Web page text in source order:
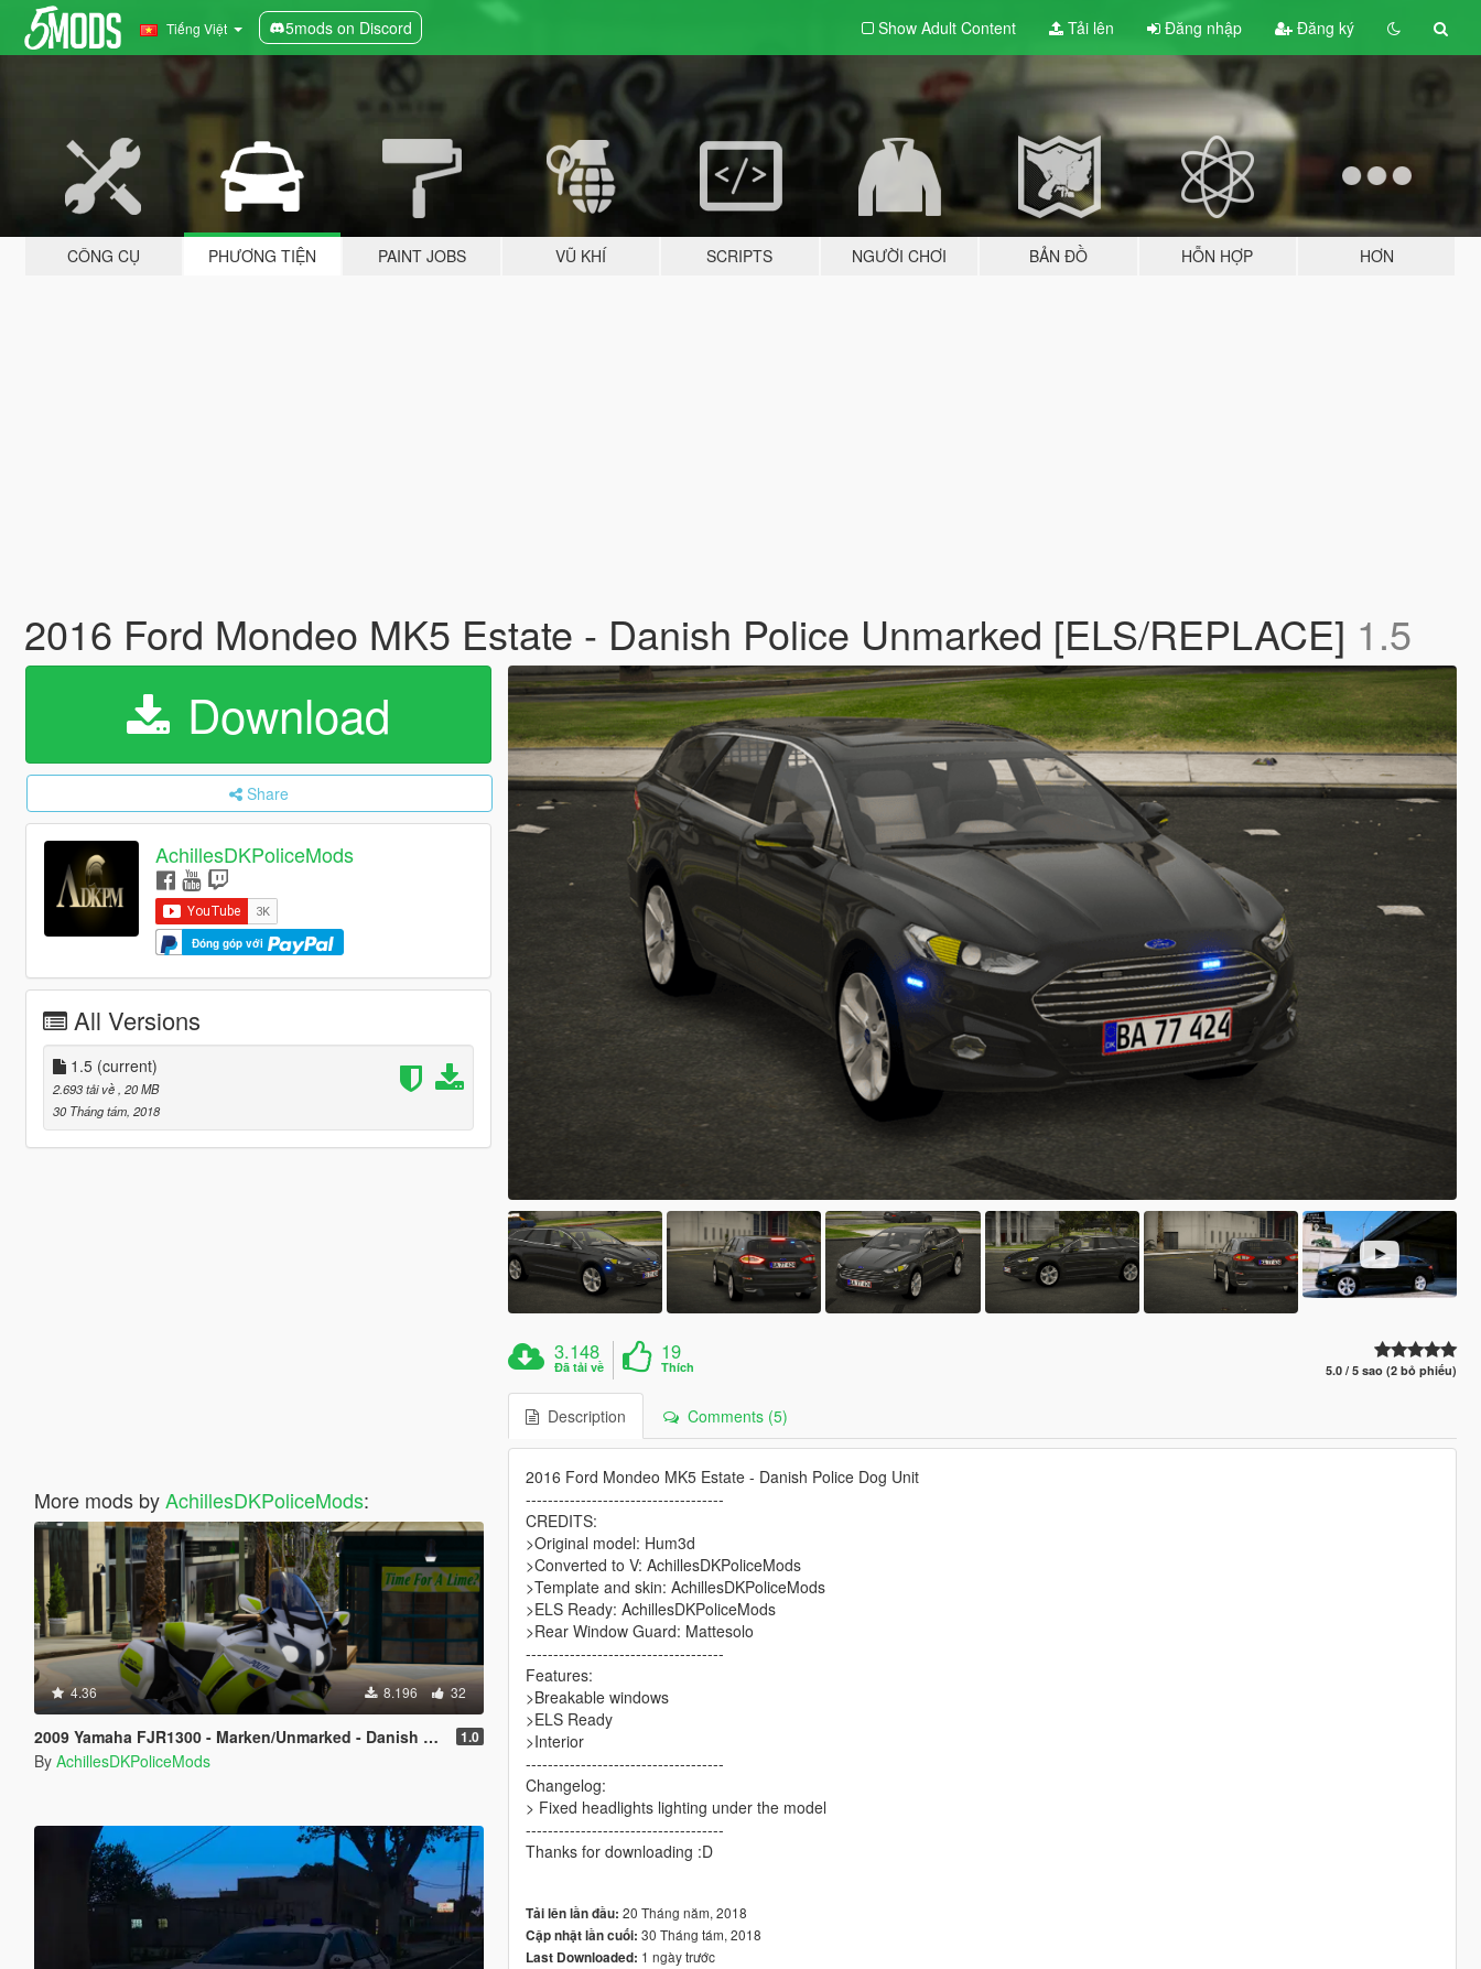
Tiếng Việt 5mods on Discord Show Adult Content Tải lên Đăng nhập Đăng ký
CÔNG CỤ PHƯƠNG TIỆN PAINT JOBS VŨ KHÍ SCRIPTS NGƯỜI CHƠI BẢN ĐỒ HỖN HỢP HƠN
2016 Ford Mondeo MK5 Estate - Danish Police Unmarked [ELS/REPLACE] 1.5
Download
Share
AchillesDKPoliceMods
Đóng góp với
All Versions
1.5 (current)
2.693 tải về, 20 MB
30 Tháng tám, 2018
More mods byAchillesDKPoliceMods:
4.36 8.196 32
2009 Yamaha FJR1300 - Marken/Unmarked - Danish Police - [OIV/Replace/ELS] 1.0
By AchillesDKPoliceMods
3.148
Đã tải về
19
Thích 5.0 / 5 sao (2 bỏ phiếu)
Description Comments (5)
2016 Ford Mondeo MK5 Estate - Danish Police Dog Unit
------------------------------------
CREDITS:
>Original model: Hum3d
>Converted to V: AchillesDKPoliceMods
>Template and skin: AchillesDKPoliceMods
>ELS Ready: AchillesDKPoliceMods
>Rear Window Guard: Mattesolo
------------------------------------
Features:
>Breakable windows
>ELS Ready
>Interior
------------------------------------
Changelog:
> Fixed headlights lighting under the model
------------------------------------
Thanks for downloading :D
Tải lên lần đầu: 20 Tháng năm, 2018
Cập nhật lần cuối: 30 Tháng tám, 2018
Last Downloaded: 1 ngày trước